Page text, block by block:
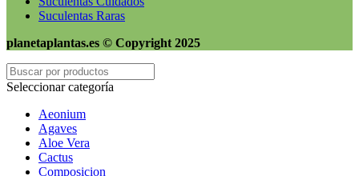
Suculentas Raras
planetaplantas.es © Copyright 2025
Seleccionar categoría
Aeonium
Agaves
Aloe Vera
Cactus
Composicion